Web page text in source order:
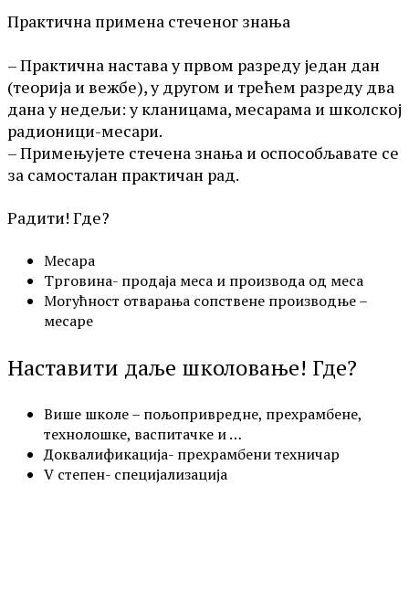
Практична примена стеченог знања
– Практична настава у првом разреду један дан
(теорија и вежбе), у другом и трећем разреду два
дана у недељи: у кланицама, месарама и школској
радионици-месари.
– Примењујете стечена знања и оспособљавате се
за самосталан практичан рад.
Радити! Где?
Месара
Трговина- продаја меса и производа од меса
Могућност отварања сопствене производње –
месаре
Наставити даље школовање! Где?
Више школе – пољопривредне, прехрамбене,
технолошке, васпитачке и …
Доквалификација- прехрамбени техничар
V степен- специјализација